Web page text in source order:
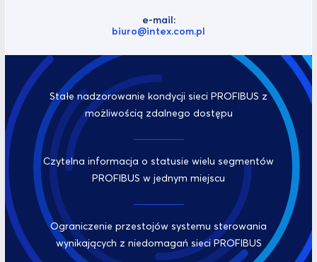
e-mail:
biuro@intex.com.pl
Stałe nadzorowanie kondycji sieci PROFIBUS z
możliwością zdalnego dostępu
Czytelna informacja o statusie wielu segmentów
PROFIBUS w jednym miejscu
Ograniczenie przestojów systemu sterowania
wynikających z niedomagań sieci PROFIBUS